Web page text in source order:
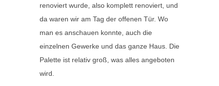
renoviert wurde, also komplett renoviert, und
da waren wir am Tag der offenen Tür. Wo
man es anschauen konnte, auch die
einzelnen Gewerke und das ganze Haus. Die
Palette ist relativ groß, was alles angeboten
wird.